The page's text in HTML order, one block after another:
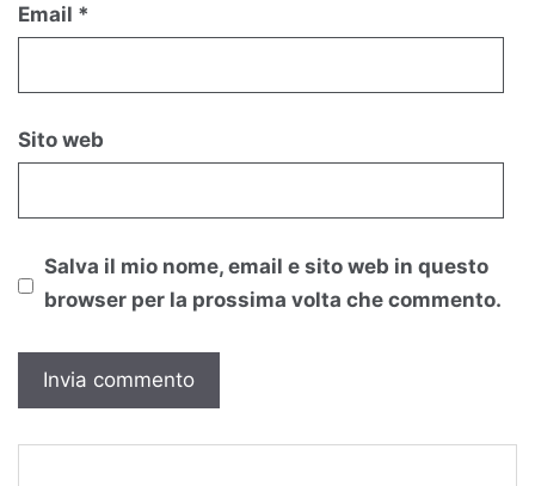
Email *
Sito web
Salva il mio nome, email e sito web in questo
browser per la prossima volta che commento.